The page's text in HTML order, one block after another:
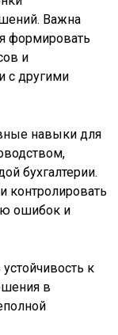
Важна
формировать
и
с другими
навыки для
бухгалтерии.
контролировать
ошибок и
к
в